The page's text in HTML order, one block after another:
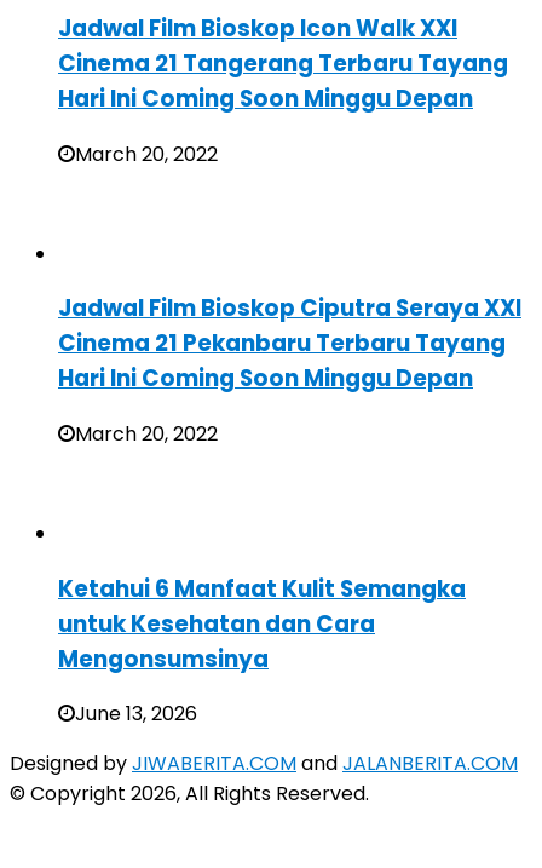
Jadwal Film Bioskop Icon Walk XXI
Cinema 21 Tangerang Terbaru Tayang
Hari Ini Coming Soon Minggu Depan
March 20, 2022
Jadwal Film Bioskop Ciputra Seraya XXI
Cinema 21 Pekanbaru Terbaru Tayang
Hari Ini Coming Soon Minggu Depan
March 20, 2022
Ketahui 6 Manfaat Kulit Semangka
untuk Kesehatan dan Cara
Mengonsumsinya
June 13, 2026
Designed byJIWABERITA.COMandJALANBERITA.COM
© Copyright 2026, All Rights Reserved.